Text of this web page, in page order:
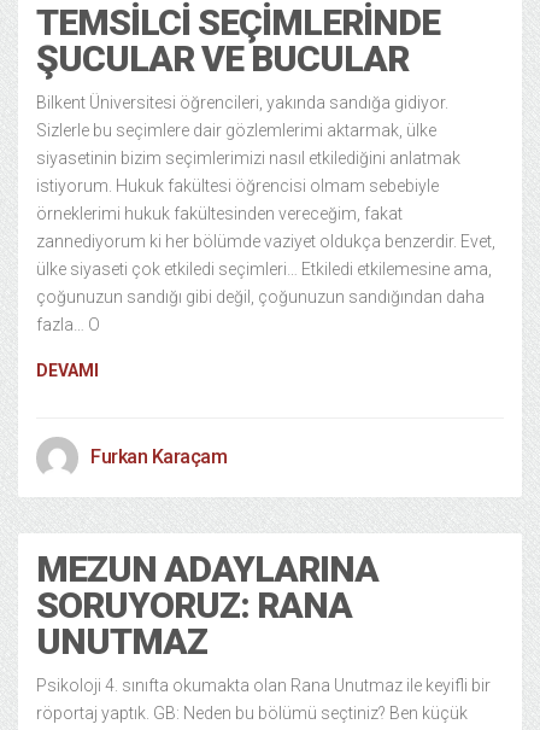
TEMSILCI SEÇIMLERINDE
ŞUCULAR VE BUCULAR
Bilkent Üniversitesi öğrencileri, yakında sandığa gidiyor.
Sizlerle bu seçimlere dair gözlemlerimi aktarmak, ülke
siyasetinin bizim seçimlerimizi nasıl etkilediğini anlatmak
istiyorum. Hukuk fakültesi öğrencisi olmam sebebiyle
örneklerimi hukuk fakültesinden vereceğim, fakat
zannediyorum ki her bölümde vaziyet oldukça benzerdir. Evet,
ülke siyaseti çok etkiledi seçimleri… Etkiledi etkilemesine ama,
çoğunuzun sandığı gibi değil, çoğunuzun sandığından daha
fazla… O
DEVAMI
Furkan Karaçam
MEZUN ADAYLARINA
SORUYORUZ: RANA
UNUTMAZ
Psikoloji 4. sınıfta okumakta olan Rana Unutmaz ile keyifli bir
röportaj yaptık. GB: Neden bu bölümü seçtiniz? Ben küçük